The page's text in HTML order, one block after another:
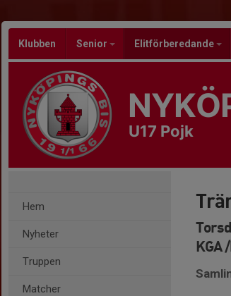
Klubben Senior Elitförberedande
U17 Pojk
Hem
Nyheter
Truppen
Matcher
KGA